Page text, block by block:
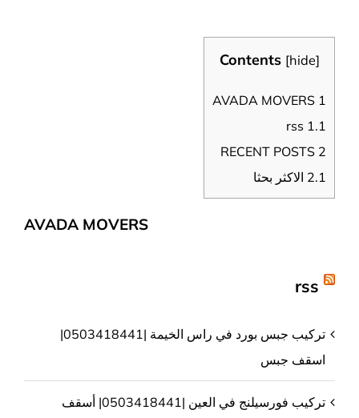
Contents [hide]
1
1.1
2
2.1 الاكثر بحثا
AVADA MOVERS
rss
تركيب جبس بورد في راس الخيمة |0503418441|
اسقف جبس
تركيب فورسيلنج في العين |0503418441| أسقف